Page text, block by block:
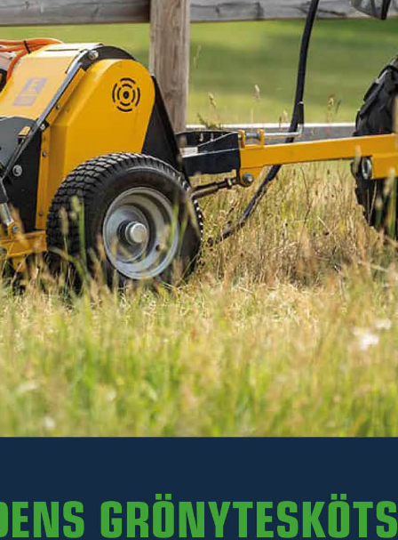
STUBBFRÄS, FR O M
2017- 1000 MM
Passar till Stubbfräs SF20, modell fr o m 2017.
Läs mer
244 kr
Inkl. moms
I lager
- +
LÄGG I VARUKORGEN